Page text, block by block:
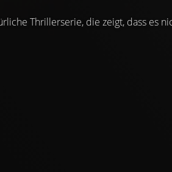
Thrillerserie, die zeigt, dass es